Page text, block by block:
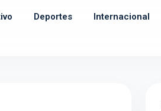
Deportes Internacional